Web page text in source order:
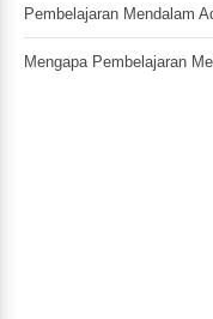
Pembelajaran Mendalam
Mengapa Pembelajaran